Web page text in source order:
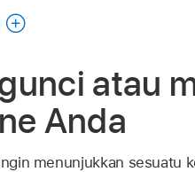
atau
Anda
menunjukkan sesuatu